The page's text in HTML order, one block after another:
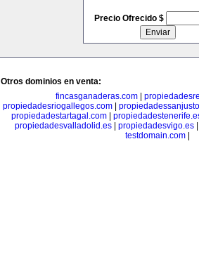
Precio Ofrecido $
Otros dominios en venta:
fincasganaderas.com|
propiedadesriogallegos.com|
propiedadestartagal.com|
propiedadesvalladolid.es
propiedadesvigo.es
testdomain.com